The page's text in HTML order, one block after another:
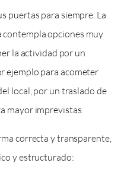
puertas para siempre. La
opciones muy
la actividad por un
ejemplo para acometer
local, por un traslado de
mayor imprevistas.
correcta y transparente,
y estructurado: